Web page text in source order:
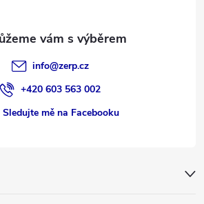
info@zerp.cz
+420 603 563 002
Sledujte mě na Facebooku